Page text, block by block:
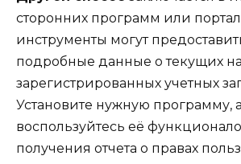
сторонних программ или
инструменты могут
подробные данные о текущих
зарегистрированных учетных
Установите нужную программу,
воспользуйтесь её
получения отчета о правах